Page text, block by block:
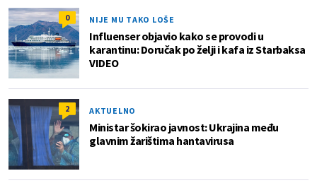
0 NIJE MU TAKO LOŠE
Influenser objavio kako se provodi u
karantinu: Doručak po želji i kafa iz Starbaksa
VIDEO
2 AKTUELNO
Ministar šokirao javnost: Ukrajina među
glavnim žarištima hantavirusa